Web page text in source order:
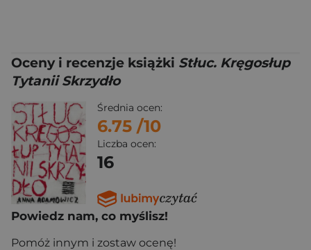
Oceny i recenzje książki Stłuc. Kręgosłup
Tytanii Skrzydło
Średnia ocen:
6.75 /10
Liczba ocen:
16
Powiedz nam, co myślisz!
Pomóż innym i zostaw ocenę!